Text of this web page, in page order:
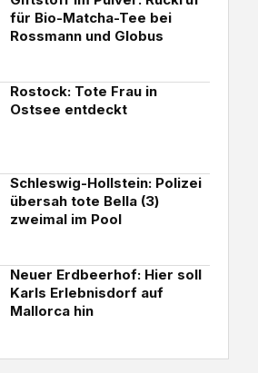
für Bio-Matcha-Tee bei
Rossmann und Globus
Rostock: Tote Frau in
Ostsee entdeckt
Schleswig-Hollstein: Polizei
übersah tote Bella (3)
zweimal im Pool
Neuer Erdbeerhof: Hier soll
Karls Erlebnisdorf auf
Mallorca hin